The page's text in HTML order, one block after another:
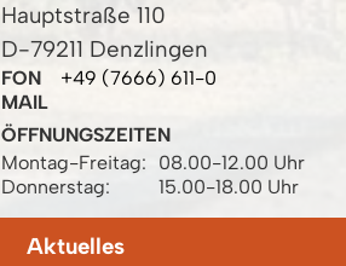
Hauptstraße 110
D-79211 Denzlingen
FON
+49 (7666) 611-0
MAIL
ÖFFNUNGSZEITEN
Montag-Freitag:
08.00-12.00 Uhr
Donnerstag:
15.00-18.00 Uhr
Aktuelles